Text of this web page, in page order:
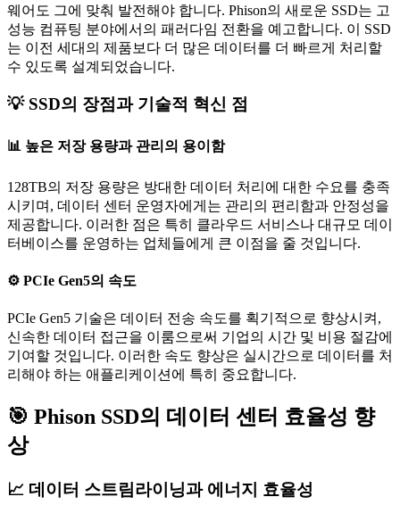
웨어도 그에 맞춰 발전해야 합니다. Phison의 새로운 SSD는 고
성능 컴퓨팅 분야에서의 패러다임 전환을 예고합니다. 이 SSD
는 이전 세대의 제품보다 더 많은 데이터를 더 빠르게 처리할
수 있도록 설계되었습니다.
💡 SSD의 장점과 기술적 혁신 점
📊 높은 저장 용량과 관리의 용이함
128TB의 저장 용량은 방대한 데이터 처리에 대한 수요를 충족
시키며, 데이터 센터 운영자에게는 관리의 편리함과 안정성을
제공합니다. 이러한 점은 특히 클라우드 서비스나 대규모 데이
터베이스를 운영하는 업체들에게 큰 이점을 줄 것입니다.
⚙️ PCIe Gen5의 속도
PCIe Gen5 기술은 데이터 전송 속도를 획기적으로 향상시켜,
신속한 데이터 접근을 이룸으로써 기업의 시간 및 비용 절감에
기여할 것입니다. 이러한 속도 향상은 실시간으로 데이터를 처
리해야 하는 애플리케이션에 특히 중요합니다.
🎯 Phison SSD의 데이터 센터 효율성 향
상
📈 데이터 스트림라이닝과 에너지 효율성